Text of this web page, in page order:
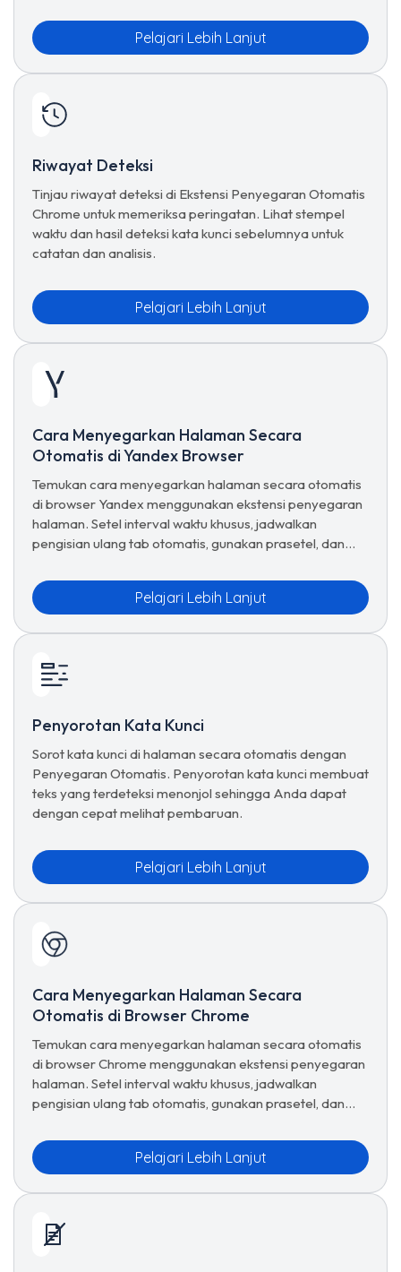
Pelajari Lebih Lanjut
Riwayat Deteksi
Tinjau riwayat deteksi di Ekstensi Penyegaran Otomatis
Chrome untuk memeriksa peringatan. Lihat stempel
waktu dan hasil deteksi kata kunci sebelumnya untuk
catatan dan analisis.
Pelajari Lebih Lanjut
Cara Menyegarkan Halaman Secara
Otomatis di Yandex Browser
Temukan cara menyegarkan halaman secara otomatis
di browser Yandex menggunakan ekstensi penyegaran
halaman. Setel interval waktu khusus, jadwalkan
pengisian ulang tab otomatis, gunakan prasetel, dan
tanpa batas.
Pelajari Lebih Lanjut
Penyorotan Kata Kunci
Sorot kata kunci di halaman secara otomatis dengan
Penyegaran Otomatis. Penyorotan kata kunci membuat
teks yang terdeteksi menonjol sehingga Anda dapat
dengan cepat melihat pembaruan.
Pelajari Lebih Lanjut
Cara Menyegarkan Halaman Secara
Otomatis di Browser Chrome
Temukan cara menyegarkan halaman secara otomatis
di browser Chrome menggunakan ekstensi penyegaran
halaman. Setel interval waktu khusus, jadwalkan
pengisian ulang tab otomatis, gunakan prasetel, dan
tanpa batas.
Pelajari Lebih Lanjut